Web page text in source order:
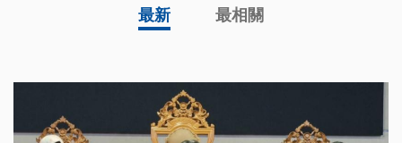
最新 最相關